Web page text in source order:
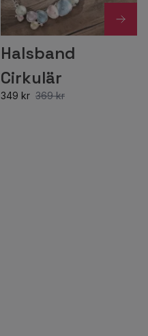
Halsband
Cirkulär
349 kr 369 kr